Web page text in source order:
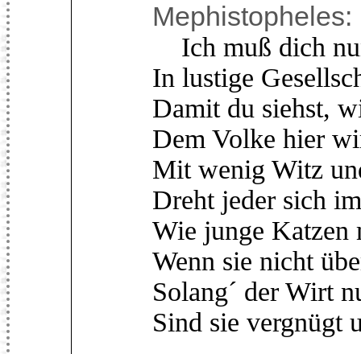
Mephistopheles:
Ich muß dich
In lustige
Damit du siehst,
Dem Volke hier
Mit wenig Witz
Dreht jeder sich
Wie junge Katzen
Wenn sie nicht
Solang´ der Wirt
Sind sie vergnügt